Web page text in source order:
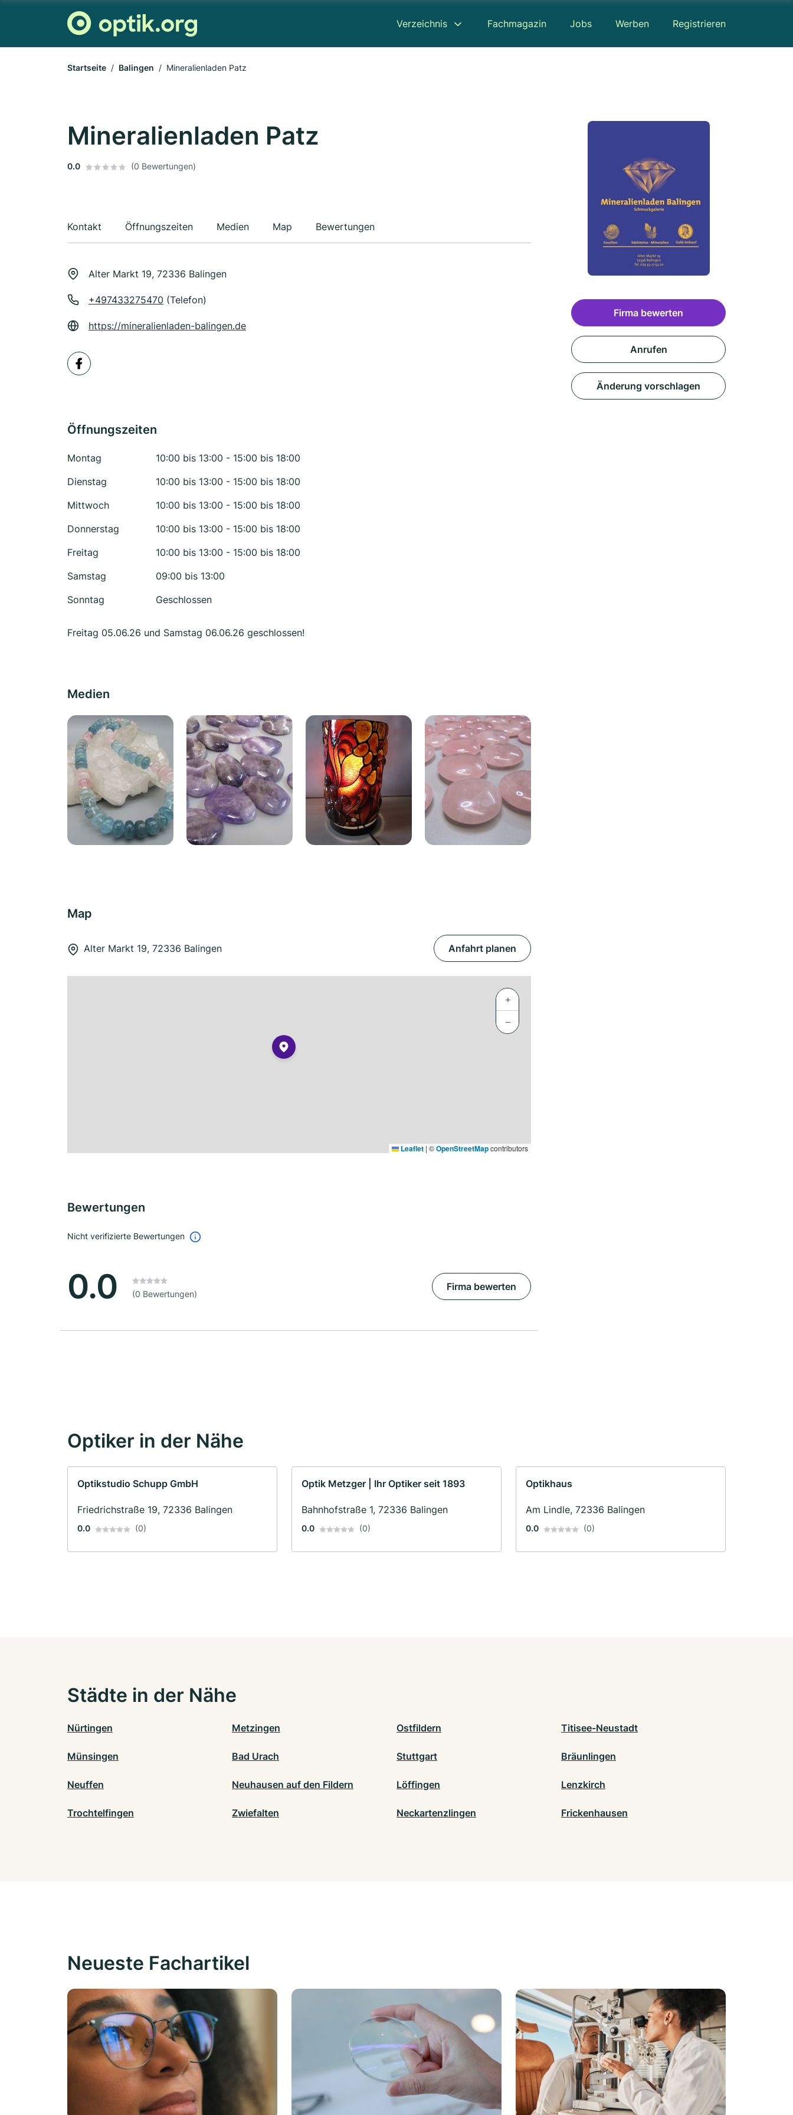
Verzeichnis Fachmagazin Jobs Werben Registrieren
Startseite Balingen Mineralienladen Patz
Mineralienladen Patz
0.0 (0 Bewertungen)
Kontakt Öffnungszeiten Medien Map Bewertungen
Alter Markt 19, 72336 Balingen
+497433275470 (Telefon)
https://mineralienladen-balingen.de
Öffnungszeiten
Montag
10:00 bis 13:00 - 15:00 bis 18:00
Dienstag
10:00 bis 13:00 - 15:00 bis 18:00
Mittwoch
10:00 bis 13:00 - 15:00 bis 18:00
Donnerstag
10:00 bis 13:00 - 15:00 bis 18:00
Freitag
10:00 bis 13:00 - 15:00 bis 18:00
Samstag
09:00 bis 13:00
Sonntag
Geschlossen
Freitag 05.06.26 und Samstag 06.06.26 geschlossen!
Medien
Map
Alter Markt 19, 72336 Balingen Anfahrt planen
+
−
Leaflet | ©OpenStreetMapcontributors
Bewertungen
Nicht verifizierte Bewertungen
0.0 (0 Bewertungen)
Firma bewerten
Firma bewerten
Anrufen
Änderung vorschlagen
Optiker in der Nähe
Optikstudio Schupp GmbH
Friedrichstraße 19, 72336 Balingen
0.0 (0)
Optik Metzger | Ihr Optiker seit 1893
Bahnhofstraße 1, 72336 Balingen
0.0 (0)
Optikhaus
Am Lindle, 72336 Balingen
0.0 (0)
Städte in der Nähe
Nürtingen Metzingen Ostfildern Titisee-Neustadt
Münsingen Bad Urach Stuttgart Bräunlingen
Neuffen Neuhausen auf den Fildern Löffingen Lenzkirch
Trochtelfingen Zwiefalten Neckartenzlingen Frickenhausen
Neueste Fachartikel